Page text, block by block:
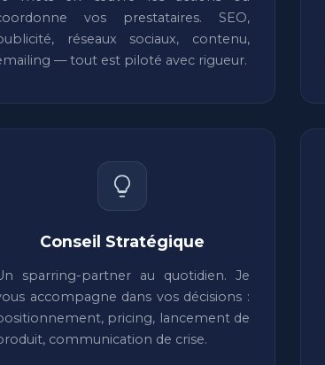
vos prestataires. SEO,
réseaux sociaux, contenu,
— tout est piloté avec rigueur.
Conseil Stratégique
sparring-partner au quotidien. Je
accompagne dans vos décisions :
pricing, lancement de
communication de crise.